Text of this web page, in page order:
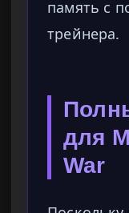
память с
трейнера.
для
War